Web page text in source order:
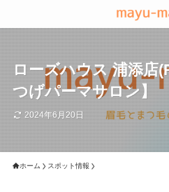
ローズハウス 浦添店
つげパーマサロン】
2024年6月20日
ホーム スポット情報